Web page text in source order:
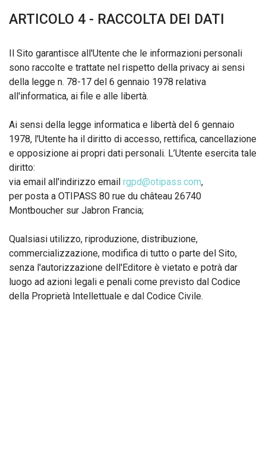
ARTICOLO 4 - RACCOLTA DEI DATI
Il Sito garantisce all'Utente che le informazioni personali
sono raccolte e trattate nel rispetto della privacy ai sensi
della legge n. 78-17 del 6 gennaio 1978 relativa
all'informatica, ai file e alle libertà.
Ai sensi della legge informatica e libertà del 6 gennaio
1978, l'Utente ha il diritto di accesso, rettifica, cancellazione
e opposizione ai propri dati personali. L’Utente esercita tale
diritto:
via email all'indirizzo email rgpd@otipass.com,
per posta a OTIPASS 80 rue du château 26740
Montboucher sur Jabron Francia;
Qualsiasi utilizzo, riproduzione, distribuzione,
commercializzazione, modifica di tutto o parte del Sito,
senza l'autorizzazione dell'Editore è vietato e potrà dar
luogo ad azioni legali e penali come previsto dal Codice
della Proprietà Intellettuale e dal Codice Civile.